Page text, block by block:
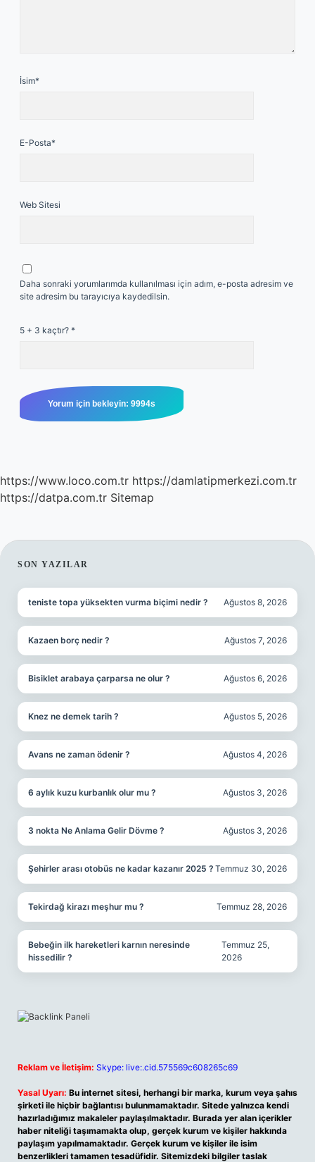
İsim*
E-Posta*
Web Sitesi
Daha sonraki yorumlarımda kullanılması için adım, e-posta adresim ve
site adresim bu tarayıcıya kaydedilsin.
5 + 3 kaçtır? *
https://www.loco.com.tr https://damlatipmerkezi.com.tr
https://datpa.com.tr Sitemap
SIDEBAR
SON YAZILAR
teniste topa yüksekten vurma biçimi nedir ? Ağustos 8, 2026
Kazaen borç nedir ? Ağustos 7, 2026
Bisiklet arabaya çarparsa ne olur ? Ağustos 6, 2026
Knez ne demek tarih ? Ağustos 5, 2026
Avans ne zaman ödenir ? Ağustos 4, 2026
6 aylık kuzu kurbanlık olur mu ? Ağustos 3, 2026
3 nokta Ne Anlama Gelir Dövme ? Ağustos 3, 2026
Şehirler arası otobüs ne kadar kazanır 2025 ? Temmuz 30, 2026
Tekirdağ kirazı meşhur mu ? Temmuz 28, 2026
Bebeğin ilk hareketleri karnın neresinde
hissedilir ?
Temmuz 25,
2026
Reklam ve İletişim: Skype: live:.cid.575569c608265c69
Yasal Uyarı: Bu internet sitesi, herhangi bir marka, kurum veya şahıs
şirketi ile hiçbir bağlantısı bulunmamaktadır. Sitede yalnızca kendi
hazırladığımız makaleler paylaşılmaktadır. Burada yer alan içerikler
haber niteliği taşımamakta olup, gerçek kurum ve kişiler hakkında
paylaşım yapılmamaktadır. Gerçek kurum ve kişiler ile isim
benzerlikleri tamamen tesadüfidir. Sitemizdeki bilgiler taslak